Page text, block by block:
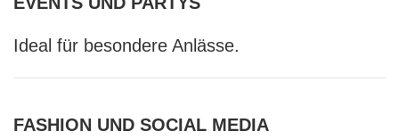
Ideal für besondere Anlässe.
FASHION UND SOCIAL MEDIA